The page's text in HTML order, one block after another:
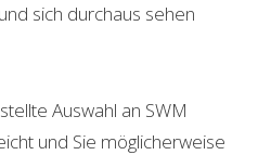
sich durchaus sehen
Auswahl an SWM
und Sie möglicherweise